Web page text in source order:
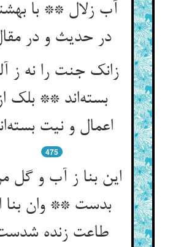
آب زلال ** با
در حدیث و در
زانک جنت را نه ز
بسته‌اند ** بلک از
اعمال و نیت
475
این بنا ز آب و گل
بدست ** وان بنا
طاعت زنده